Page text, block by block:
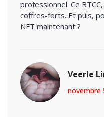
professionnel. Ce
coffres-forts. Et puis,
NFT maintenant ?
Veerle
novembre